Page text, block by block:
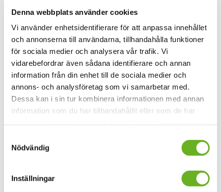
Denna webbplats använder cookies
Vi använder enhetsidentifierare för att anpassa innehållet
och annonserna till användarna, tillhandahålla funktioner
för sociala medier och analysera vår trafik. Vi
vidarebefordrar även sådana identifierare och annan
information från din enhet till de sociala medier och
annons- och analysföretag som vi samarbetar med.
Dessa kan i sin tur kombinera informationen med annan
information som du har tillhandahållit eller som de har
Nödvändig
Inställningar
About international
important part of SKH's activities.
Exchanges
SKH participates in
exchange program
important part of
cooperation.